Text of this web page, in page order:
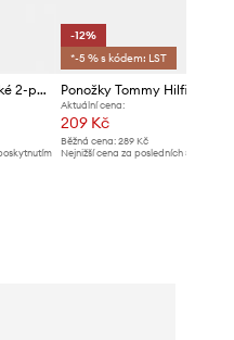
Tommy Hilfiger ponožky pánské 2-pack
-12%
*-5 % s kódem: LST
Ponožky Tommy Hilfiger 2-
Aktuální cena:
209 Kč
Běžná cena: 289 Kč
Nejnižší cena za posledních 30 dnů